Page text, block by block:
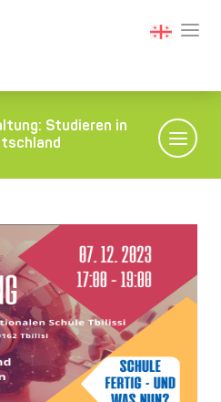
Studieren in